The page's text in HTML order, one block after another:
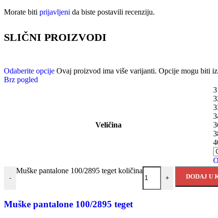
Morate biti prijavljeni da biste postavili recenziju.
SLIČNI PROIZVODI
Odaberite opcije Ovaj proizvod ima više varijanti. Opcije mogu biti
Brz pogled
Veličina
-
Muške pantalone 100/2895 teget količina
+ DODAJ U
Muške pantalone 100/2895 teget